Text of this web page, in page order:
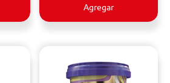
Agregar